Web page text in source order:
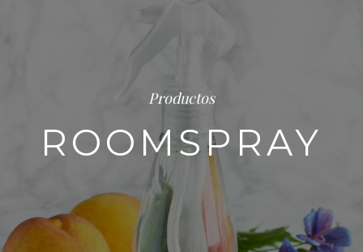
Productos
ROOMSPRAY